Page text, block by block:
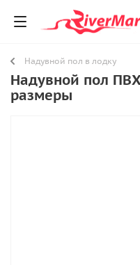
Надувной пол в лодку
Надувной пол
размеры